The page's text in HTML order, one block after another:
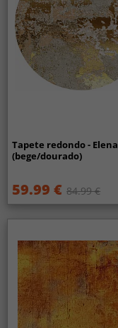
Tapete redondo - Elena
(bege/dourado)
59.99 € 84.99 €